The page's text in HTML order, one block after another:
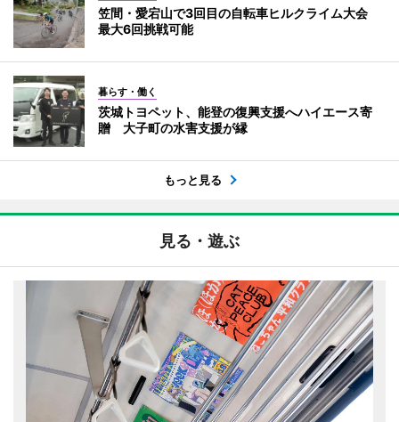
笠間・愛宕山で3回目の自転車ヒルクライム大会
最大6回挑戦可能
暮らす・働く
茨城トヨペット、能登の復興支援へハイエース寄
贈 大子町の水害支援が縁
もっと見る
見る・遊ぶ